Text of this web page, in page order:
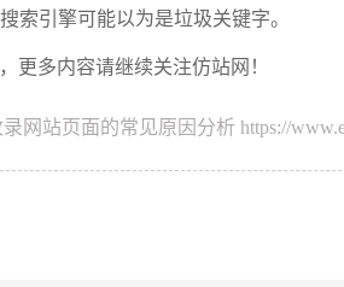
索引擎可能以为是垃圾关键字。
更多内容请继续关注仿站网！
网站页面的常见原因分析 https://